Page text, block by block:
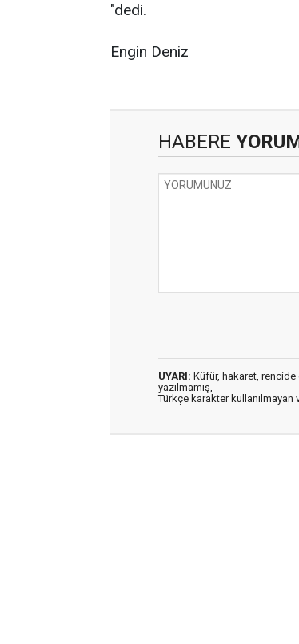
"dedi.
Engin Deniz
HABERE
UYARI: Küfür, hakaret, rencide
yazılmamış,
Türkçe karakter kullanılmayan